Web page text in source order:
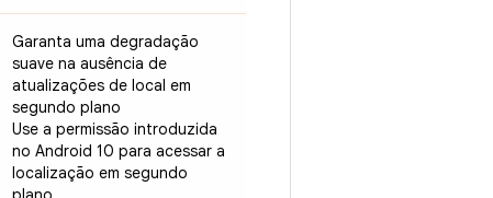
Garanta uma degradação
suave na ausência de
atualizações de local em
segundo plano
Use a permissão introduzida
no Android 10 para acessar a
localização em segundo